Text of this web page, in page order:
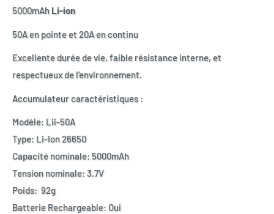
5000mAh Li-ion
50A en pointe et 20A en continu
Excellente durée de vie, faible résistance interne, et
respectueux de l'environnement.
Accumulateur caractéristiques :
Modèle: Lii-50A
Type: Li-Ion 26650
Capacité nominale: 5000mAh
Tension nominale: 3.7V
Poids: 92g
Batterie Rechargeable: Oui